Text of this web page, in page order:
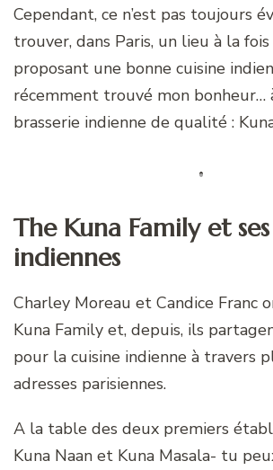
Cependant, ce n’est pas toujours
trouver, dans Paris, un lieu à la
proposant une bonne cuisine
récemment trouvé mon bonheur…
brasserie indienne de qualité :
The Kuna Family et
indiennes
Charley Moreau et Candice Franc
Kuna Family et, depuis, ils
pour la cuisine indienne à travers
adresses parisiennes.
A la table des deux premiers
Kuna Naan et Kuna Masala- tu